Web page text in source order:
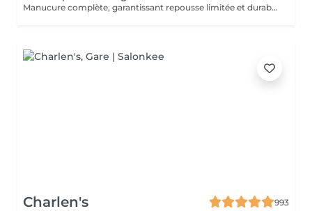
Manucure complète, garantissant repousse limitée et durable. Choix de la technique de remplissage en fonction de votre type d'ongle.
Charlen's
993